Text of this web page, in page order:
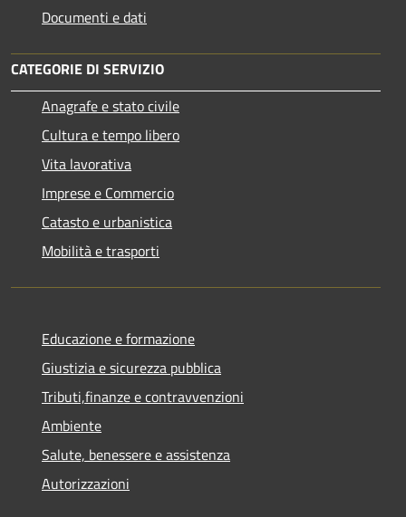
Documenti e dati
CATEGORIE DI SERVIZIO
Anagrafe e stato civile
Cultura e tempo libero
Vita lavorativa
Imprese e Commercio
Catasto e urbanistica
Mobilità e trasporti
Educazione e formazione
Giustizia e sicurezza pubblica
Tributi,finanze e contravvenzioni
Ambiente
Salute, benessere e assistenza
Autorizzazioni